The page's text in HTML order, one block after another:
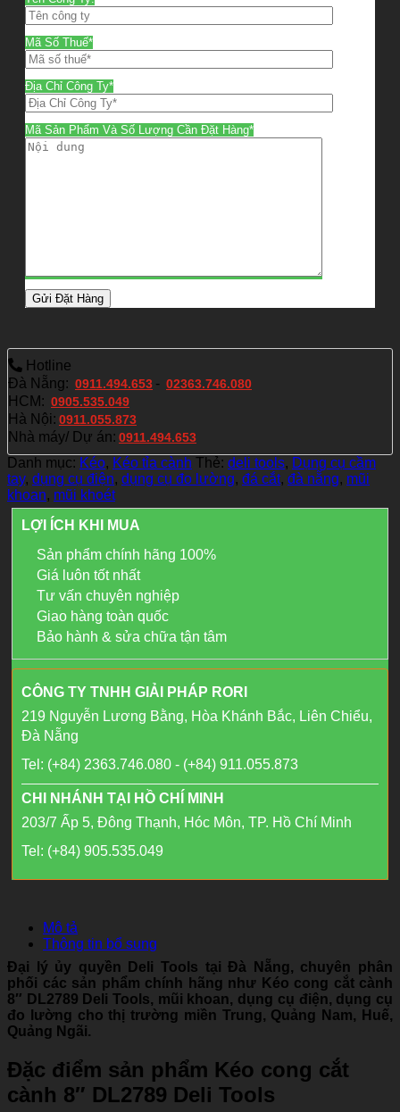
Mã Số Thuế*
Địa Chỉ Công Ty*
Mã Sản Phẩm Và Số Lượng Cần Đặt Hàng*
Hotline
Đà Nẵng: 0911.494.653 - 02363.746.080
HCM: 0905.535.049
Hà Nội: 0911.055.873
Nhà máy/ Dự án: 0911.494.653
Danh mục: Kéo, Kéo tỉa cành Thẻ: deli tools, Dụng cụ cầm
tay, dụng cụ điện, dụng cụ đo lường, đá cắt, đà nẵng, mũi
khoan, mũi khoét
LỢI ÍCH KHI MUA
Sản phẩm chính hãng 100%
Giá luôn tốt nhất
Tư vấn chuyên nghiệp
Giao hàng toàn quốc
Bảo hành & sửa chữa tận tâm
CÔNG TY TNHH GIẢI PHÁP RORI
219 Nguyễn Lương Bằng, Hòa Khánh Bắc, Liên Chiểu,
Đà Nẵng
Tel: (+84) 2363.746.080 - (+84) 911.055.873
CHI NHÁNH TẠI HỒ CHÍ MINH
203/7 Ấp 5, Đông Thạnh, Hóc Môn, TP. Hồ Chí Minh
Tel: (+84) 905.535.049
Mô tả
Thông tin bổ sung
Đại lý ủy quyền Deli Tools tại Đà Nẵng, chuyên phân
phối các sản phẩm chính hãng như Kéo cong cắt cành
8″ DL2789 Deli Tools, mũi khoan, dụng cụ điện, dụng cụ
đo lường cho thị trường miền Trung, Quảng Nam, Huế,
Quảng Ngãi.
Đặc điểm sản phẩm Kéo cong cắt
cành 8″ DL2789 Deli Tools